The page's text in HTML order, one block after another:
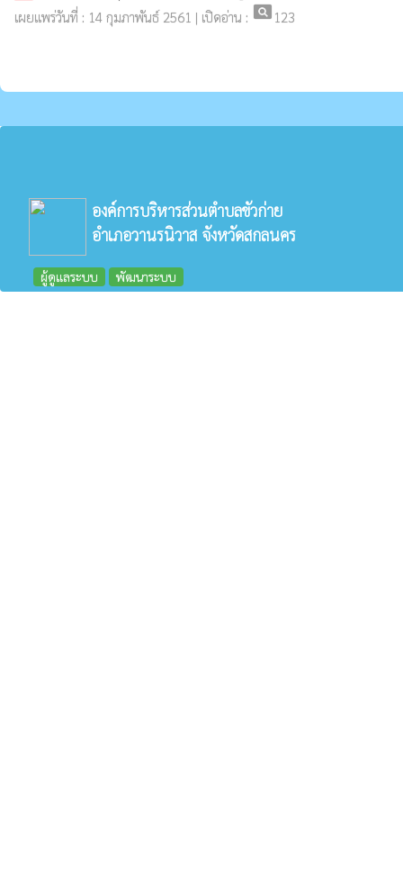
เผยแพร่วันที่ : 14 กุมภาพันธ์ 2561 | เปิดอ่าน : pageview 123
องค์การบริหารส่วนตำบลขัวก่าย
อำเภอวานรนิวาส จังหวัดสกลนคร
ผู้ดูแลระบบ พัฒนาระบบ